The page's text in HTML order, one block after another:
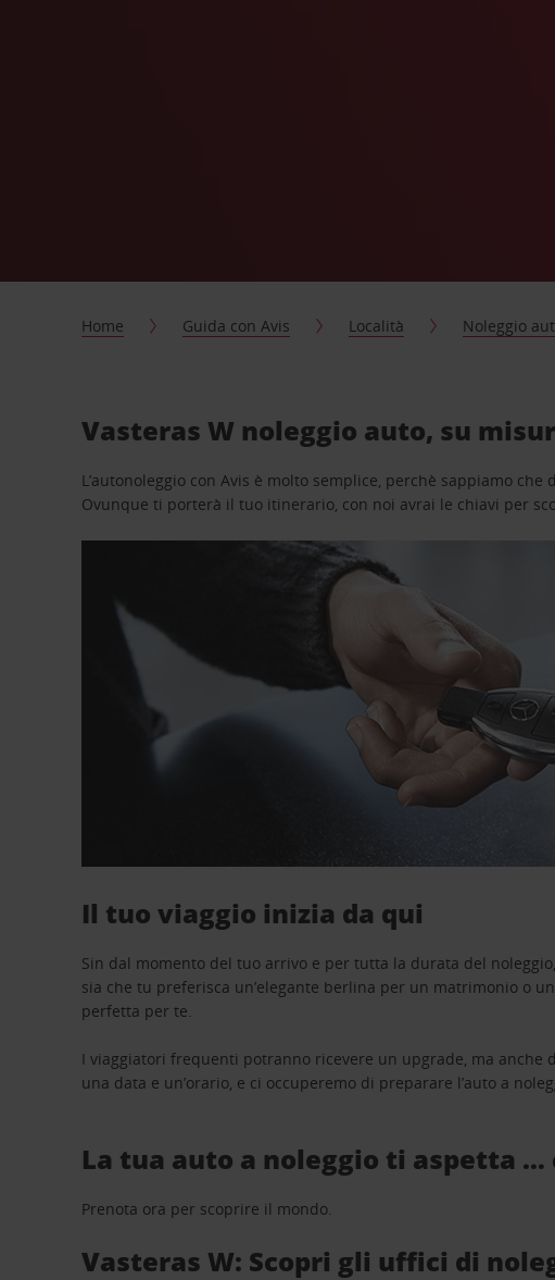
Home Guida con Avis Località Noleggio
Vasteras W noleggio auto, su
L’autonoleggio con Avis è molto semplice, perchè sappiamo
Ovunque ti porterà il tuo itinerario, con noi avrai le chiavi per
Il tuo viaggio inizia da qui
Sin dal momento del tuo arrivo e per tutta la durata del
sia che tu preferisca un’elegante berlina per un matrimonio o
perfetta per te.
I viaggiatori frequenti potranno ricevere un upgrade, ma
una data e un’orario, e ci occuperemo di preparare l’auto a
La tua auto a noleggio ti aspetta
Prenota ora per scoprire il mondo.
Vasteras W: Scopri gli uffici di